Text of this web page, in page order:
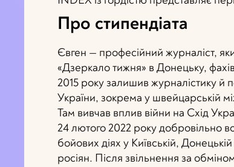
Про стипендіата
Євген — професійний журналіст,
«Дзеркало тижня» в Донецьку,
2015 року залишив журналістику й
України, зокрема у швейцарській
Там вивчав вплив війни на Схід
24 лютого 2022 року добровільно
бойових діях у Київській,
росіян. Після звільнення за